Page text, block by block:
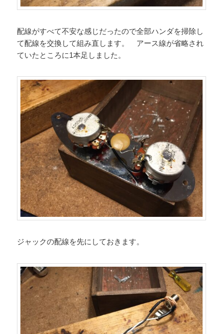
配線がすべて不安な感じだったので全部ハンダを掃除し
て配線を交換して組み直します。 アース線が省略され
ていたところに1本足しました。
ジャックの配線を先にしておきます。